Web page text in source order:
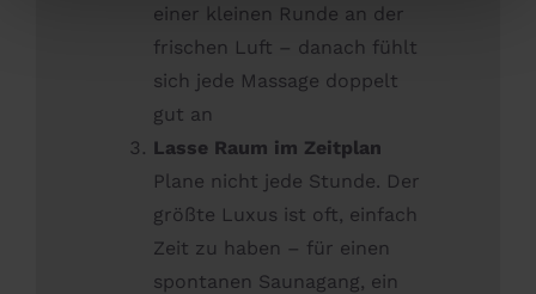
einer kleinen Runde an der
frischen Luft – danach fühlt
sich jede Massage doppelt
gut an
Lasse Raum im Zeitplan
Plane nicht jede Stunde. Der
größte Luxus ist oft, einfach
Zeit zu haben – für einen
spontanen Saunagang, ein